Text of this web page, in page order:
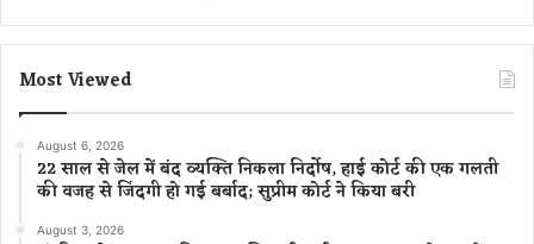
Most Viewed
August 6, 2026
22 साल से जेल में बंद व्यक्ति निकला निर्दोष, हाई कोर्ट की एक गलती
की वजह से जिंदगी हो गई बर्बाद; सुप्रीम कोर्ट ने किया बरी
August 3, 2026